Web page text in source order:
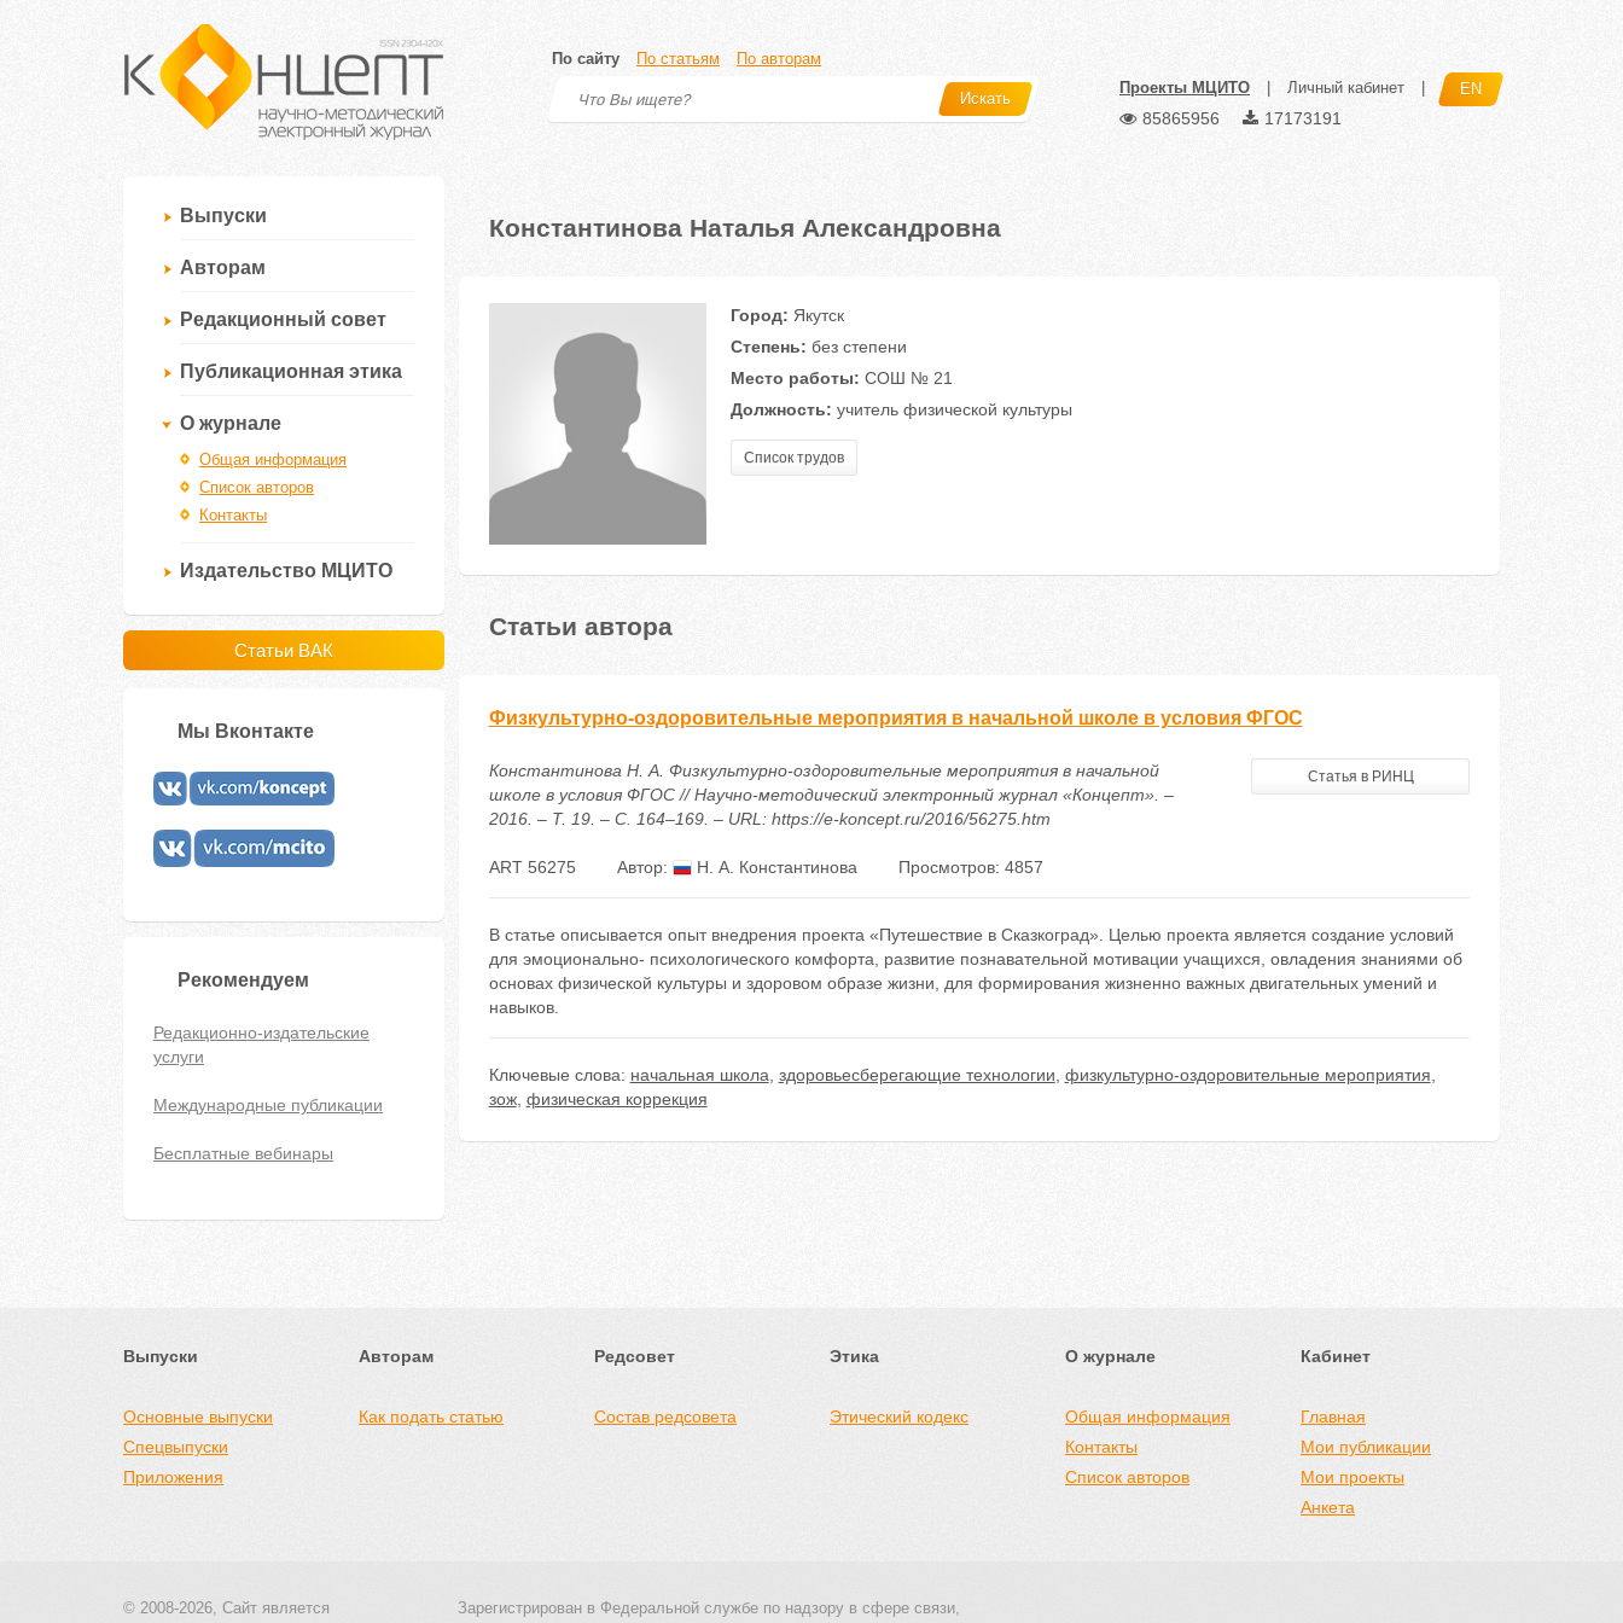
По сайту По статьям По авторам
Искать
Проекты МЦИТО Личный кабинет EN
85865956 17173191
Выпуски
Авторам
Редакционный совет
Публикационная этика
О журнале
Общая информация
Список авторов
Контакты
Издательство МЦИТО
Статьи ВАК
Мы Вконтакте
Рекомендуем
Редакционно-издательские
услуги
Международные публикации
Бесплатные вебинары
Константинова Наталья Александровна
Город: Якутск
Степень: без степени
Место работы: СОШ № 21
Должность: учитель физической культуры
Список трудов
Статьи автора
Физкультурно-оздоровительные мероприятия в начальной школе в условия ФГОС
Константинова Н. А. Физкультурно-оздоровительные мероприятия в начальной
школе в условия ФГОС // Научно-методический электронный журнал «Концепт». –
2016. – Т. 19. – С. 164–169. – URL: https://e-koncept.ru/2016/56275.htm
Статья в РИНЦ
ART 56275 Автор: Н. А. Константинова Просмотров: 4857
В статье описывается опыт внедрения проекта «Путешествие в Сказкоград». Целью проекта является создание условий
для эмоционально- психологического комфорта, развитие познавательной мотивации учащихся, овладения знаниями об
основах физической культуры и здоровом образе жизни, для формирования жизненно важных двигательных умений и
навыков.
Ключевые слова: начальная школа здоровьесберегающие технологии физкультурно-оздоровительные мероприятия
зож, физическая коррекция
Выпуски
Основные выпуски
Спецвыпуски
Приложения
Авторам
Как подать статью
Редсовет
Состав редсовета
Этика
Этический кодекс
О журнале
Общая информация
Контакты
Список авторов
Кабинет
Главная
Мои публикации
Мои проекты
Анкета
© 2008-2026, Сайт является
Зарегистрирован в Федеральной службе по надзору в сфере связи,